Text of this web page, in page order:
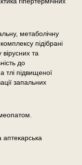
метаболічну
підібрані
та
до
тлі підвищеної
запальних